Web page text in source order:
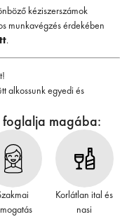
kéziszerszámok
munkavégzés érdekében
.
alkossunk egyedi és
magába:
Korlátlan ital és
nasi